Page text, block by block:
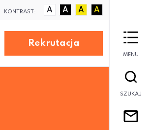
KONTRAST: A A A A
Rekrutacja
MENU
SZUKAJ